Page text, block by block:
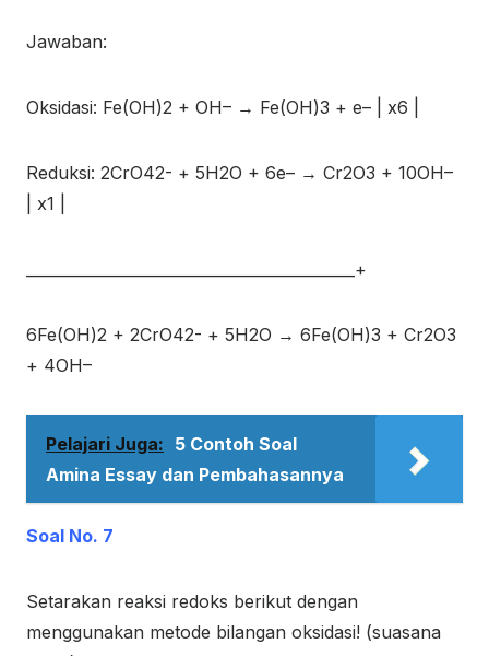
Jawaban:
Oksidasi: Fe(OH)2 + OH– → Fe(OH)3 + e– | x6 |
Reduksi: 2CrO42- + 5H2O + 6e– → Cr2O3 + 10OH–
| x1 |
___________________________________________+
6Fe(OH)2 + 2CrO42- + 5H2O → 6Fe(OH)3 + Cr2O3
+ 4OH–
Pelajari Juga: 5 Contoh Soal
Amina Essay dan Pembahasannya
Soal No. 7
Setarakan reaksi redoks berikut dengan
menggunakan metode bilangan oksidasi! (suasana